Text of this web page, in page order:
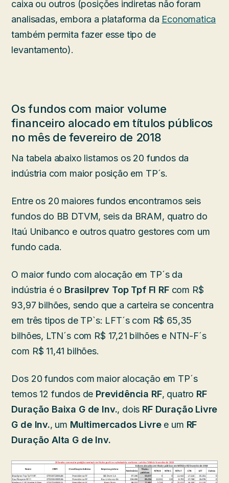
caixa ou outros (posições indiretas não foram
analisadas, embora a plataforma da Economatica
também permita fazer esse tipo de
levantamento).
Os fundos com maior volume
financeiro alocado em títulos públicos
no mês de fevereiro de 2018
Na tabela abaixo listamos os 20 fundos da
indústria com maior posição em TP´s.
Entre os 20 maiores fundos encontramos seis
fundos do BB DTVM, seis da BRAM, quatro do
Itaú Unibanco e outros quatro gestores com um
fundo cada.
O maior fundo com alocação em TP´s da
indústria é o Brasilprev Top Tpf FI RFcom R$
93,97 bilhões, sendo que a carteira se concentra
em três tipos de TP`s: LFT´s com R$ 65,35
bilhões, LTN´s com R$ 17,21 bilhões e NTN-F´s
com R$ 11,41 bilhões.
Dos 20 fundos com maior alocação em TP´s
temos 12 fundos de Previdência RF, quatro RF
Duração Baixa G de Inv., dois RF Duração Livre
G de Inv., um Multimercados Livree um RF
Duração Alta G de Inv.